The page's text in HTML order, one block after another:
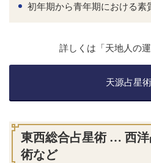
初年期から青年期における素
詳しくは「天地人の
天源占星術
東西総合占星術 … 西
術など